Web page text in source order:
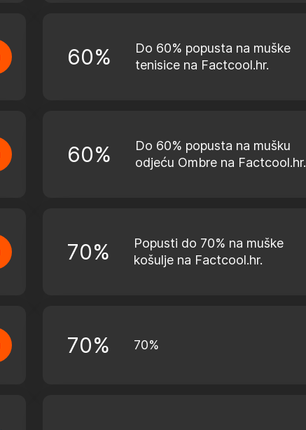
60%
Do 60% popusta na muške
tenisice na Factcool.hr.
60%
Do 60% popusta na mušku
odjeću Ombre na Factcool.hr.
70%
Popusti do 70% na muške
košulje na Factcool.hr.
70% 70%